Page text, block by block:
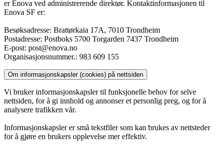
er Enova ved administrerende direktør. Kontaktinformasjonen til
Enova SF er:
Besøksadresse: Brattørkaia 17A, 7010 Trondheim
Postadresse: Postboks 5700 Torgarden 7437 Trondheim
E-post: post@enova.no
Organisasjonsnummer.: 983 609 155
Om informasjonskapsler (cookies) på nettsiden
Vi bruker informasjonskapsler til funksjonelle behov for selve
nettsiden, for å gi innhold og annonser et personlig preg, og for å
analysere trafikken vår.
Informasjonskapsler er små tekstfiler som kan brukes av nettsteder
for å gjøre en brukers opplevelse mer effektiv.